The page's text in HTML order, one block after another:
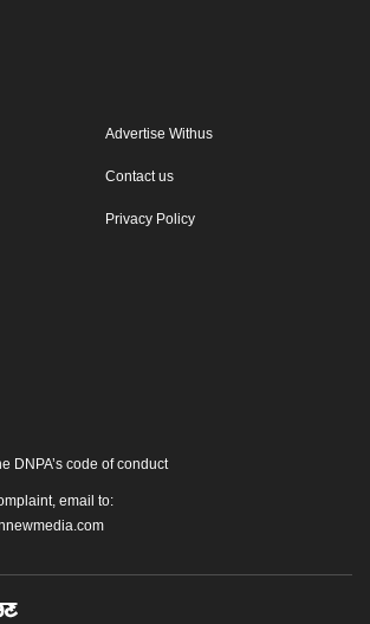
Advertise Withus
Contact us
Privacy Policy
DNPA’s code of conduct
email to: